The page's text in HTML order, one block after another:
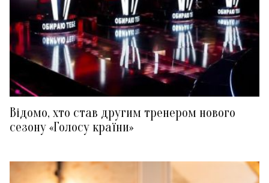
Відомо, хто став другим тренером нового
сезону «Голосу країни»